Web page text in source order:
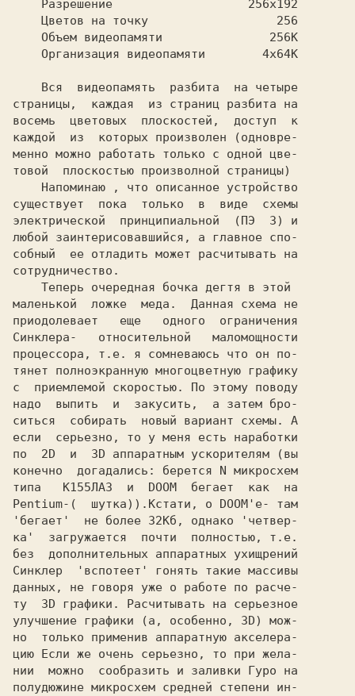
страницы,  каждая  из страниц разбита на
восемь  цветовых  плоскостей,  доступ  к
каждой  из  которых произволен (одновре-
менно можно работать только с одной цве-
товой  плоскостью произволной страницы)
существует  пока  только  в  виде  схемы
электрической  принципиальной  (ПЭ  3) и
любой заинтерисовавшийся, а главное спо-
собный  ее отладить может расчитывать на
сотрудничество.
маленькой  ложке  меда.  Данная схема не
приодолевает   еще   одного  ограничения
Синклера-   относительной   маломощности
процессора, т.е. я сомневаюсь что он по-
тянет полноэкранную многоцветную графику
с  приемлемой скоростью. По этому поводу
надо  выпить  и  закусить,  а затем бро-
ситься  собирать  новый вариант схемы. А
если  серьезно, то у меня есть наработки
по  2D  и  3D аппаратным ускорителям (вы
конечно  догадались: берется N микросхем
типа   K155ЛА3  и  DOOM  бегает  как  на
Pentium-(  шутка)).Кстати, о DOOM'е- там
'бегает'  не более 32Кб, однако 'четвер-
ка'  загружается  почти  полностью, т.е.
без  дополнительных аппаратных ухищрений
Синклер  'вспотеет' гонять такие массивы
данных, не говоря уже о работе по расче-
ту  3D графики. Расчитывать на серьезное
улучшение графики (а, особенно, 3D) мож-
но  только применив аппаратную акселера-
цию Если же очень серьезно, то при жела-
нии  можно  сообразить и заливки Гуро на
полудюжине микросхем средней степени ин-